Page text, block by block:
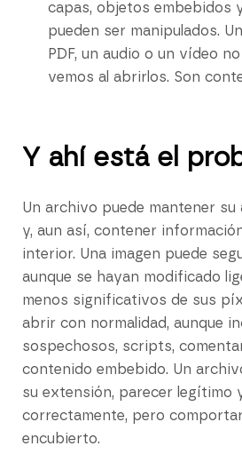
capas, objetos embebidos
pueden ser manipulados.
PDF, un audio o un vídeo
vemos al abrirlos. Son
Y ahí está el
Un archivo puede mantener su
y, aun así, contener
interior. Una imagen puede
aunque se hayan modificado
menos significativos de sus
abrir con normalidad, aunque
sospechosos, scripts,
contenido embebido. Un
su extensión, parecer legítimo
correctamente, pero
encubierto.